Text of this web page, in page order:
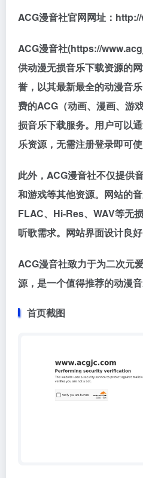
ACG漫音社官网网址：
ACG漫音社(https://
供动漫无损音乐下载资源的
誉，以其最新最全的动漫音
费的ACG（动画、漫画、游
损音乐下载服务。用户可以
乐资源，无需注册登录即可使
此外，ACG漫音社不仅提供
和游戏等其他资源。网站的
FLAC、Hi-Res、WAV等无
听歌需求。网站界面设计良好
ACG漫音社致力于为二次元
源，是一个值得推荐的动漫音
首页截图